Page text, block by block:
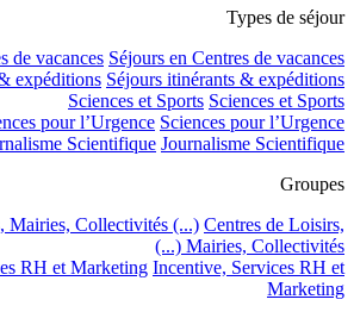
Types de séjour
de vacances Séjours en Centres de vacances
expéditions Séjours itinérants & expéditions
Sciences et Sports Sciences et Sports
pour l’Urgence Sciences pour l’Urgence
Scientifique Journalisme Scientifique
Groupes
Mairies, Collectivités (...) Centres de Loisirs,
Mairies, Collectivités (...)
RH et Marketing Incentive, Services RH et
Marketing